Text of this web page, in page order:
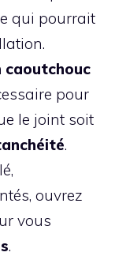
qui pourrait
caoutchouc
pour
le joint soit
.
ouvrez
vous
.